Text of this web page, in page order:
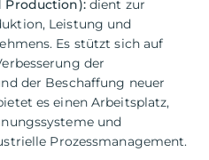
Production):dient zur
Leistung und
Es stützt sich auf
der
der Beschaffung neuer
es einen Arbeitsplatz,
und
Prozessmanagement.